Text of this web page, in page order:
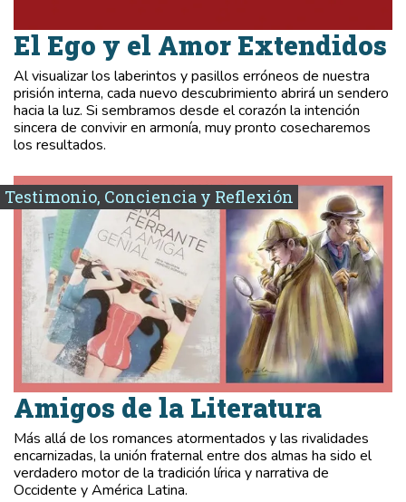
El Ego y el Amor Extendidos
Al visualizar los laberintos y pasillos erróneos de nuestra
prisión interna, cada nuevo descubrimiento abrirá un sendero
hacia la luz. Si sembramos desde el corazón la intención
sincera de convivir en armonía, muy pronto cosecharemos
los resultados.
Testimonio, Conciencia y Reflexión
Amigos de la Literatura
Más allá de los romances atormentados y las rivalidades
encarnizadas, la unión fraternal entre dos almas ha sido el
verdadero motor de la tradición lírica y narrativa de
Occidente y América Latina.